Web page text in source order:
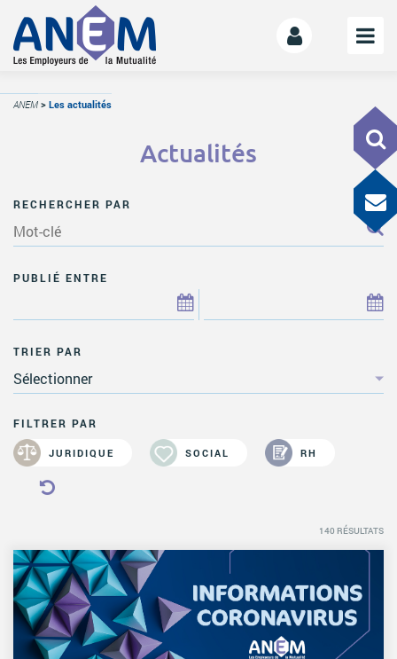
L’ANEM
L’ESS
LE MANIFESTE
Les mutuelles donnent des ailes
OFFRE DE SERVICES
Les instances paritaires
La convention collective et les accords de branche
Égalité professionnelle entre les femmes et les hommes
Les rapports d’activité de la branche Mutualité
MÉTIERS
L’Observatoire des Métiers
Référentiel des métiers
Certifications professionnelles
ANEM > Les actualités
Actualités
RECHERCHER PAR
PUBLIÉ ENTRE
TRIER PAR
FILTRER PAR
JURIDIQUE SOCIAL RH
140 RÉSULTATS